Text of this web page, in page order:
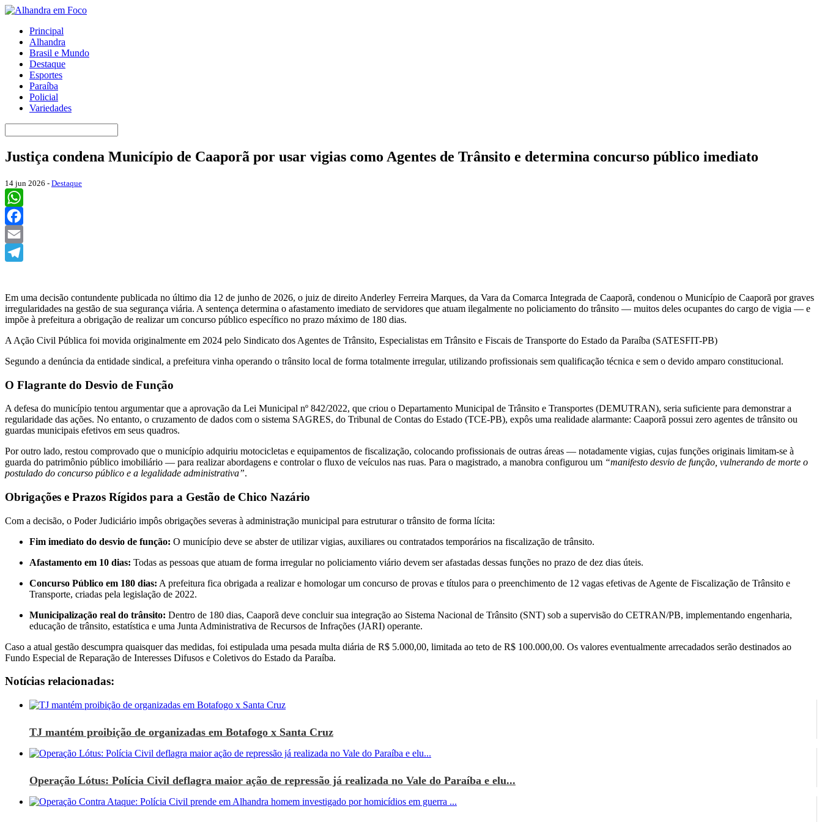
Principal
Alhandra
Brasil e Mundo
Destaque
Esportes
Paraíba
Policial
Variedades
Justiça condena Município de Caaporã por usar vigias como Agentes de Trânsito e determina concurso público imediato
14 jun 2026 - Destaque
WhatsApp
Facebook
Email
Em uma decisão contundente publicada no último dia 12 de junho de 2026, o juiz de direito Anderley Ferreira Marques, da Vara da Comarca Integrada de Caaporã, condenou o Município de Caaporã por graves
irregularidades na gestão de sua segurança viária. A sentença determina o afastamento imediato de servidores que atuam ilegalmente no policiamento do trânsito — muitos deles ocupantes do cargo de vigia — e
impõe à prefeitura a obrigação de realizar um concurso público específico no prazo máximo de 180 dias.
​A Ação Civil Pública foi movida originalmente em 2024 pelo Sindicato dos Agentes de Trânsito, Especialistas em Trânsito e Fiscais de Transporte do Estado da Paraíba (SATESFIT-PB)
Segundo a denúncia da entidade sindical, a prefeitura vinha operando o trânsito local de forma totalmente irregular, utilizando profissionais sem qualificação técnica e sem o devido amparo constitucional.
​O Flagrante do Desvio de Função
​A defesa do município tentou argumentar que a aprovação da Lei Municipal nº 842/2022, que criou o Departamento Municipal de Trânsito e Transportes (DEMUTRAN), seria suficiente para demonstrar a
regularidade das ações. No entanto, o cruzamento de dados com o sistema SAGRES, do Tribunal de Contas do Estado (TCE-PB), expôs uma realidade alarmante: Caaporã possui zero agentes de trânsito ou
guardas municipais efetivos em seus quadros.
​Por outro lado, restou comprovado que o município adquiriu motocicletas e equipamentos de fiscalização, colocando profissionais de outras áreas — notadamente vigias, cujas funções originais limitam-se à
guarda do patrimônio público imobiliário — para realizar abordagens e controlar o fluxo de veículos nas ruas. Para o magistrado, a manobra configurou um “manifesto desvio de função, vulnerando de morte o
postulado do concurso público e a legalidade administrativa”.
​Obrigações e Prazos Rígidos para a Gestão de Chico Nazário
​Com a decisão, o Poder Judiciário impôs obrigações severas à administração municipal para estruturar o trânsito de forma lícita:
Fim imediato do desvio de função: O município deve se abster de utilizar vigias, auxiliares ou contratados temporários na fiscalização de trânsito.
Afastamento em 10 dias: Todas as pessoas que atuam de forma irregular no policiamento viário devem ser afastadas dessas funções no prazo de dez dias úteis.
Concurso Público em 180 dias: A prefeitura fica obrigada a realizar e homologar um concurso de provas e títulos para o preenchimento de 12 vagas efetivas de Agente de Fiscalização de Trânsito e
Transporte, criadas pela legislação de 2022.
Municipalização real do trânsito: Dentro de 180 dias, Caaporã deve concluir sua integração ao Sistema Nacional de Trânsito (SNT) sob a supervisão do CETRAN/PB, implementando engenharia,
educação de trânsito, estatística e uma Junta Administrativa de Recursos de Infrações (JARI) operante.
​Caso a atual gestão descumpra quaisquer das medidas, foi estipulada uma pesada multa diária de R$ 5.000,00, limitada ao teto de R$ 100.000,00. Os valores eventualmente arrecadados serão destinados ao
Fundo Especial de Reparação de Interesses Difusos e Coletivos do Estado da Paraíba.
Notícias relacionadas:
TJ mantém proibição de organizadas em Botafogo x Santa Cruz
Operação Lótus: Polícia Civil deflagra maior ação de repressão já realizada no Vale do Paraíba e elu...